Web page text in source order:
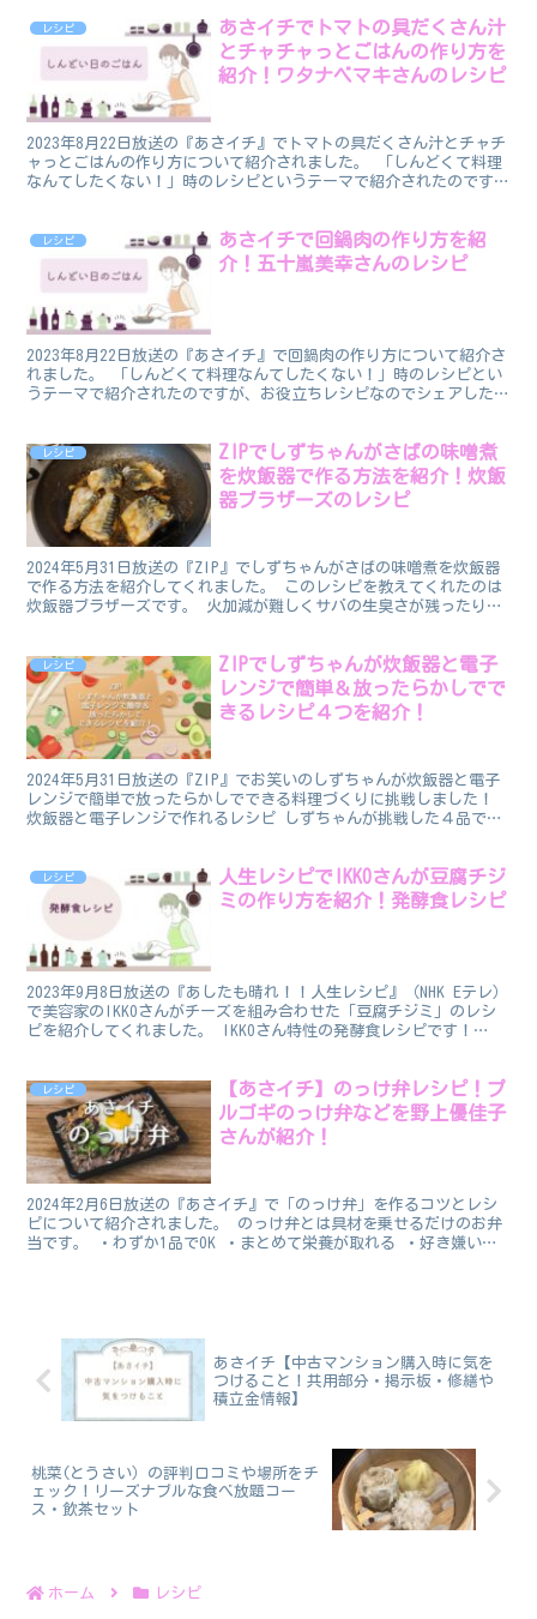
レシピ
あさイチでトマトの具だくさん汁
とチャチャっとごはんの作り方を
紹介！ワタナベマキさんのレシピ
2023年8月22日放送の『あさイチ』でトマトの具だくさん汁とチャチ
ャっとごはんの作り方について紹介されました。 「しんどくて料理
なんてしたくない！」時のレシピというテーマで紹介されたのです
レシピ
あさイチで回鍋肉の作り方を紹
介！五十嵐美幸さんのレシピ
2023年8月22日放送の『あさイチ』で回鍋肉の作り方について紹介さ
れました。 「しんどくて料理なんてしたくない！」時のレシピとい
うテーマで紹介されたのですが、お役立ちレシピなのでシェアしたい
レシピ
ZIPでしずちゃんがさばの味噌煮
を炊飯器で作る方法を紹介！炊飯
器ブラザーズのレシピ
2024年5月31日放送の『ZIP』でしずちゃんがさばの味噌煮を炊飯器
で作る方法を紹介してくれました。 このレシピを教えてくれたのは
炊飯器ブラザーズです。 火加減が難しくサバの生臭さが残ったり、
レシピ
ZIPでしずちゃんが炊飯器と電子
レンジで簡単＆放ったらかしでで
きるレシピ４つを紹介！
2024年5月31日放送の『ZIP』でお笑いのしずちゃんが炊飯器と電子
レンジで簡単で放ったらかしでできる料理づくりに挑戦しました！
炊飯器と電子レンジで作れるレシピ しずちゃんが挑戦した４品で
レシピ
人生レシピでIKKOさんが豆腐チジ
ミの作り方を紹介！発酵食レシピ
2023年9月8日放送の『あしたも晴れ！！人生レシピ』（NHK Eテレ）
で美容家のIKKOさんがチーズを組み合わせた「豆腐チジミ」のレシ
ピを紹介してくれました。 IKKOさん特性の発酵食レシピです！
レシピ
【あさイチ】のっけ弁レシピ！プ
ルゴギのっけ弁などを野上優佳子
さんが紹介！
2024年2月6日放送の『あさイチ』で「のっけ弁」を作るコツとレシ
ピについて紹介されました。 のっけ弁とは具材を乗せるだけのお弁
当です。 ・わずか1品でOK ・まとめて栄養が取れる ・好き嫌い対
あさイチ【中古マンション購入時に気を
つけること！共用部分・掲示板・修繕や
積立金情報】
桃菜(とうさい）の評判口コミや場所をチ
ェック！リーズナブルな食べ放題コー
ス・飲茶セット
ホーム レシピ